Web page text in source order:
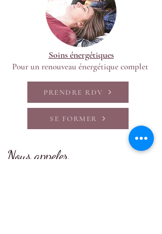
Soins énergétiques
Pour un renouveau énergétique complet
PRENDRE RDV
SE FORMER
Nous appeler